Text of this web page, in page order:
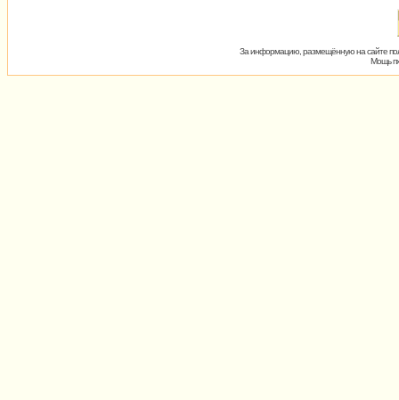
За информацию, размещённую на сайте
Мощь